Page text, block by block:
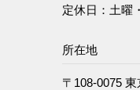
定休日：土曜
所在地
〒108-0075